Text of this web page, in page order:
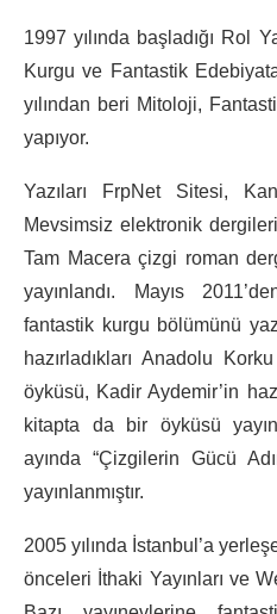
1997 yılında başladığı Rol
Kurgu ve Fantastik
yılından beri Mitoloji,
yapıyor.
Yazıları FrpNet Sitesi,
Mevsimsiz elektronik
Tam Macera çizgi roman
yayınlandı. Mayıs
fantastik kurgu bölümünü
hazırladıkları Anadolu
öyküsü, Kadir Aydemir’in
kitapta da bir öyküsü
ayında “Çizgilerin Gücü
yayınlanmıştır.
2005 yılında İstanbul’a
önceleri İthaki Yayınları ve